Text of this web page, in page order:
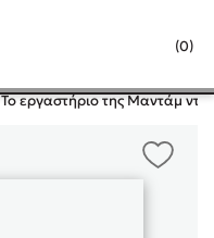
(0)
Κλείσιμο
Το εργαστήριο της Mαντάμ ντε